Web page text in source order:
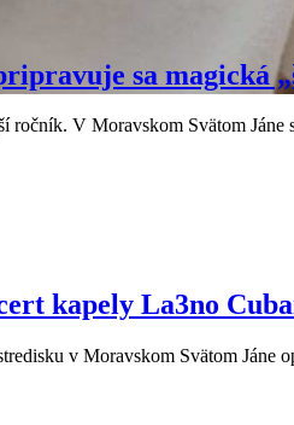
sa magická
V Moravskom Svätom Jáne
kapely La3no
v Moravskom Svätom Jáne